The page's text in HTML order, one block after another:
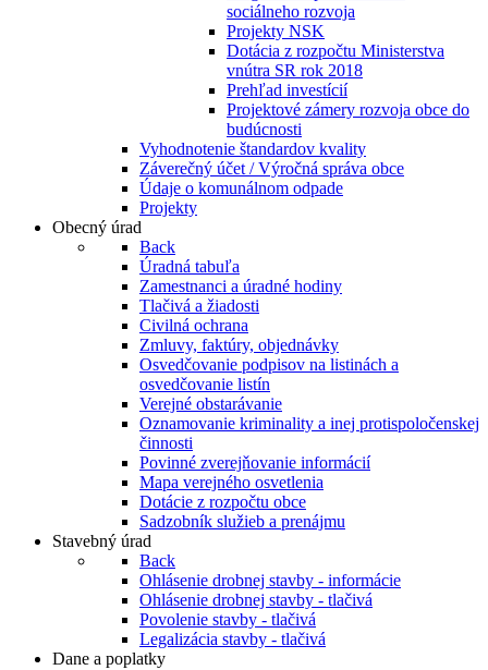
sociálneho rozvoja
Projekty NSK
Dotácia z rozpočtu Ministerstva
vnútra SR rok 2018
Prehľad investícií
Projektové zámery rozvoja obce do
budúcnosti
Vyhodnotenie štandardov kvality
Záverečný účet / Výročná správa obce
Údaje o komunálnom odpade
Projekty
Obecný úrad
Back
Úradná tabuľa
Zamestnanci a úradné hodiny
Tlačivá a žiadosti
Civilná ochrana
Zmluvy, faktúry, objednávky
Osvedčovanie podpisov na listinách a
osvedčovanie listín
Verejné obstarávanie
Oznamovanie kriminality a inej protispoločenskej
činnosti
Povinné zverejňovanie informácií
Mapa verejného osvetlenia
Dotácie z rozpočtu obce
Sadzobník služieb a prenájmu
Stavebný úrad
Back
Ohlásenie drobnej stavby - informácie
Ohlásenie drobnej stavby - tlačivá
Povolenie stavby - tlačivá
Legalizácia stavby - tlačivá
Dane a poplatky